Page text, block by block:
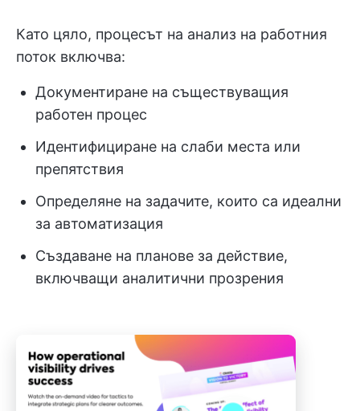
Като цяло, процесът на анализ на работния
поток включва:
Документиране на съществуващия
работен процес
Идентифициране на слаби места или
препятствия
Определяне на задачите, които са идеални
за автоматизация
Създаване на планове за действие,
включващи аналитични прозрения